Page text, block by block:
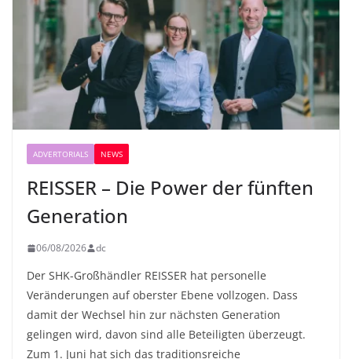
ADVERTORIALS NEWS
REISSER – Die Power der fünften
Generation
06/08/2026 dc
Der SHK-Großhändler REISSER hat personelle
Veränderungen auf oberster Ebene vollzogen. Dass
damit der Wechsel hin zur nächsten Generation
gelingen wird, davon sind alle Beteiligten überzeugt.
Zum 1. Juni hat sich das traditionsreiche